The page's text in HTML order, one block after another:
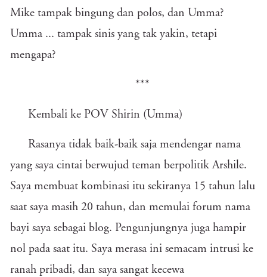
Mike tampak bingung dan polos, dan Umma?
Umma ... tampak sinis yang tak yakin, tetapi
mengapa?
***
Kembali ke POV Shirin (Umma)
Rasanya tidak baik-baik saja mendengar nama
yang saya cintai berwujud teman berpolitik Arshile.
Saya membuat kombinasi itu sekiranya 15 tahun lalu
saat saya masih 20 tahun, dan memulai forum nama
bayi saya sebagai blog. Pengunjungnya juga hampir
nol pada saat itu. Saya merasa ini semacam intrusi ke
ranah pribadi, dan saya sangat kecewa